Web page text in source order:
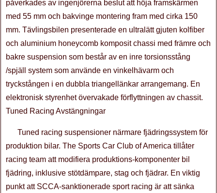
påverkades av ingenjörerna beslut att höja framskärmen
med 55 mm och bakvinge montering fram med cirka 150
mm. Tävlingsbilen presenterade en ultralätt gjuten kolfiber
och aluminium honeycomb komposit chassi med främre och
bakre suspension som består av en inre torsionsstång
/spjäll system som använde en vinkelhävarm och
tryckstången i en dubbla triangellänkar arrangemang. En
elektronisk styrenhet övervakade förflyttningen av chassit.
Tuned Racing Avstängningar
Tuned racing suspensioner närmare fjädringssystem för
produktion bilar. The Sports Car Club of America tillåter
racing team att modifiera produktions-komponenter bil
fjädring, inklusive stötdämpare, stag och fjädrar. En viktig
punkt att SCCA-sanktionerade sport racing är att sänka